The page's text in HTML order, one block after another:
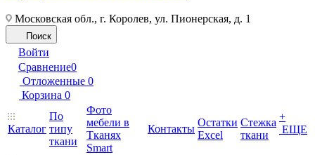
Московская обл., г. Королев, ул. Пионерская, д. 1
Поиск
Войти
Сравнение0
Отложенные 0
Корзина 0
Каталог
По
типу
ткани
Фото
мебели в
Тканях
Smart
Контакты
Остатки
Excel
Стежка
ткани
+
ЕЩЕ